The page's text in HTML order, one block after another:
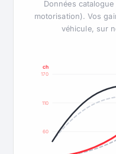
Données
motorisation). Vos
véhicule, sur
60
110
170
ch